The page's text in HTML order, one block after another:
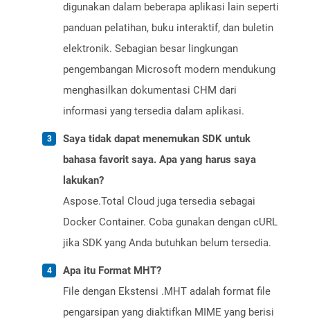
digunakan dalam beberapa aplikasi lain seperti
panduan pelatihan, buku interaktif, dan buletin
elektronik. Sebagian besar lingkungan
pengembangan Microsoft modern mendukung
menghasilkan dokumentasi CHM dari
informasi yang tersedia dalam aplikasi.
Saya tidak dapat menemukan SDK untuk
bahasa favorit saya. Apa yang harus saya
lakukan?
Aspose.Total Cloud juga tersedia sebagai
Docker Container. Coba gunakan dengan cURL
jika SDK yang Anda butuhkan belum tersedia.
Apa itu Format MHT?
File dengan Ekstensi .MHT adalah format file
pengarsipan yang diaktifkan MIME yang berisi